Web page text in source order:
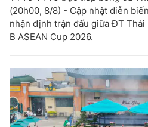
(20h00, 8/8) - Cập nhật diễn
nhận định trận đấu giữa ĐT Thái
B ASEAN Cup 2026.